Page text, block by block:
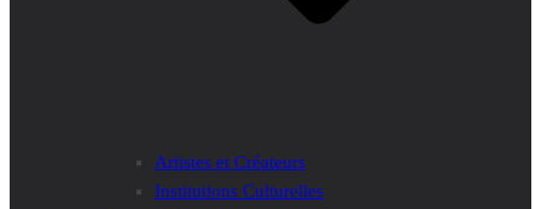
Artistes et Créateurs
Institutions Culturelles